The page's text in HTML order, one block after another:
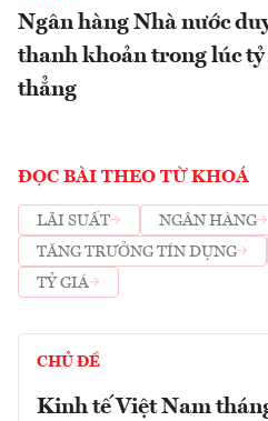
Ngân hàng Nhà nước
thanh khoản trong lúc tỷ
thẳng
ĐỌC BÀI THEO TỪ KHOÁ
LÃI SUẤT NGÂN HÀNG
TĂNG TRƯỞNG TÍN DỤNG
TỶ GIÁ
CHỦ ĐỀ
Kinh tế Việt Nam